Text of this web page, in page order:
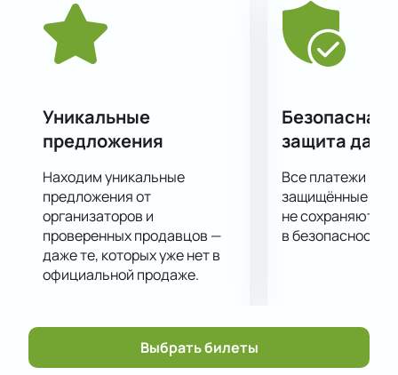
невероятным размахом и запоминается надолго.
Самое передовое световое и звуковое концертное
оборудование позволит вам отчетливо услышать
подробностях, независимо от того, как далеко от
сцены вы находитесь!
Билеты на концерт можно купить на нашем сайте.
Цена указана в электронной схеме концертной
площадки и зависит от категории выбранных мест.
Не затягивайте с покупкой билетов, ведь шоу
пользуется большой популярностью.
Уникальные
предложения
Находим уникальные
предложения от
организаторов и
проверенных продавцов —
даже те, которых уже нет в
официальной продаже.
Безопасная
защита
Все платежи
защищённые
не сохраняются
в безопасности.
Выбрать билеты